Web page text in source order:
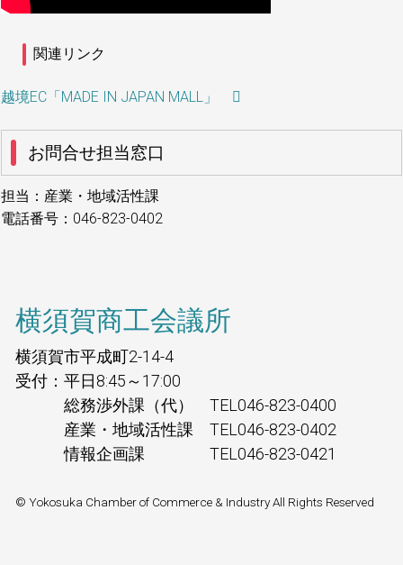
関連リンク
越境EC「MADE IN JAPAN MALL」
お問合せ担当窓口
担当：産業・地域活性課
電話番号：046-823-0402
横須賀商工会議所
横須賀市平成町2-14-4
受付：平日8:45～17:00
総務渉外課（代） TEL046-823-0400
産業・地域活性課 TEL046-823-0402
情報企画課 TEL046-823-0421
© Yokosuka Chamber of Commerce & Industry All Rights Reserved